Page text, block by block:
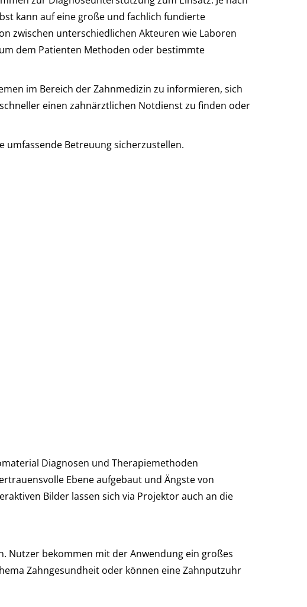
kann auf eine große und fachlich fundierte
zwischen unterschiedlichen Akteuren wie Laboren
dem Patienten Methoden oder bestimmte
im Bereich der Zahnmedizin zu informieren, sich
einen zahnärztlichen Notdienst zu finden oder
umfassende Betreuung sicherzustellen.
Diagnosen und Therapiemethoden
Ebene aufgebaut und Ängste von
Bilder lassen sich via Projektor auch an die
Nutzer bekommen mit der Anwendung ein großes
Zahngesundheit oder können eine Zahnputzuhr